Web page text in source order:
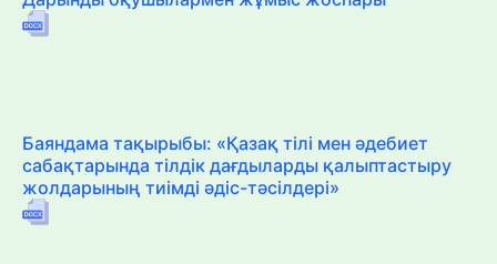
Баяндама тақырыбы: «Қазақ тілі мен әдебиет
сабақтарында тілдік дағдыларды қалыптастыру
жолдарының тиімді әдіс-тәсілдері»